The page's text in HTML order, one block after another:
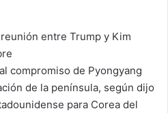
entre Trump y Kim
compromiso de Pyongyang
de la península, según dijo
para Corea del